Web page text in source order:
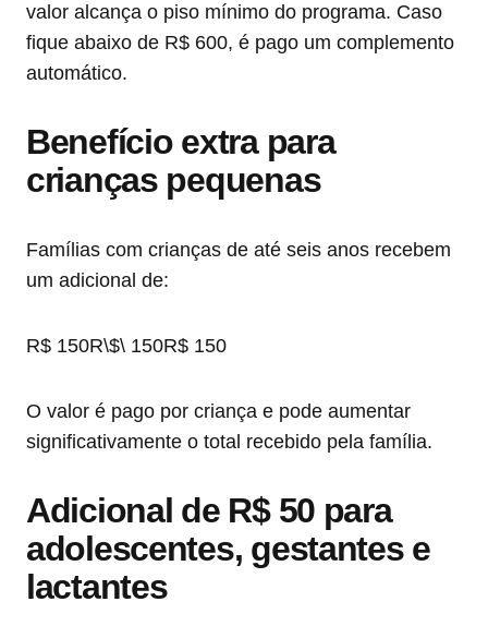
valor alcança o piso mínimo do programa. Caso
fique abaixo de R$ 600, é pago um complemento
automático.
Benefício extra para
crianças pequenas
Famílias com crianças de até seis anos recebem
um adicional de:
R$ 150R\$\ 150R$ 150
O valor é pago por criança e pode aumentar
significativamente o total recebido pela família.
Adicional de R$ 50 para
adolescentes, gestantes e
lactantes